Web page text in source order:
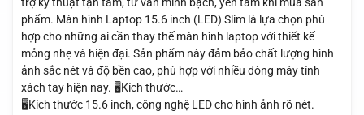
trợ kỹ thuật tận tâm, tư vấn minh bạch, yên tâm khi mua sản
phẩm. Màn hình Laptop 15.6 inch (LED) Slim là lựa chọn phù
hợp cho những ai cần thay thế màn hình laptop với thiết kế
mỏng nhẹ và hiện đại. Sản phẩm này đảm bảo chất lượng hình
ảnh sắc nét và độ bền cao, phù hợp với nhiều dòng máy tính
xách tay hiện nay. 🖥️Kích thước…
🖥️Kích thước 15.6 inch, công nghệ LED cho hình ảnh rõ nét.